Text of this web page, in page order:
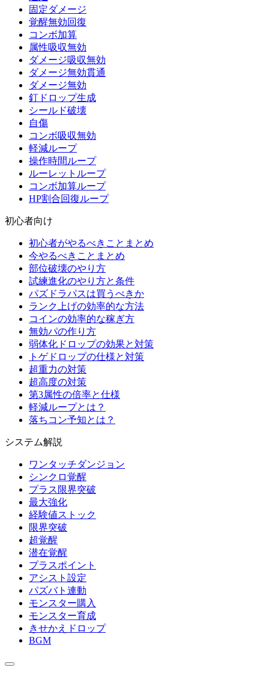
固定ダメージ
覚醒無効回復
コンボ加算
属性吸収無効
ダメージ吸収無効
ダメージ無効貫通
ダメージ無効
釘ドロップ生成
シールド破壊
自傷
コンボ吸収無効
軽減ループ
操作時間ループ
ルーレットループ
コンボ加算ループ
HP割合回復ループ
初心者向け
初心者がやるべきことまとめ
今やるべきことまとめ
部位破壊のやり方
試練進化のやり方と条件
パズドラパスは買うべきか
ランク上げの効率的な方法
コインの効率的な稼ぎ方
無効パの作り方
弱体化ドロップの効果と対策
トゲドロップの仕様と対策
超重力の対策
超高度の対策
第3属性の倍率と仕様
軽減ループとは？
落ちコン予知とは？
システム解説
ワンタッチダンジョン
シンクロ覚醒
プラス限界突破
最大強化
経験値ストック
限界突破
超覚醒
潜在覚醒
プラスポイント
アシスト設定
パズバト連動
モンスター購入
モンスター育成
きせかえドロップ
BGM